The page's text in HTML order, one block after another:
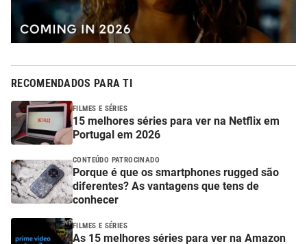
RECOMENDADOS PARA TI
FILMES E SÉRIES
15 melhores séries para ver na Netflix em
Portugal em 2026
CONTEÚDO PATROCINADO
Porque é que os smartphones rugged são
diferentes? As vantagens que tens de
conhecer
FILMES E SÉRIES
As 15 melhores séries para ver na Amazon